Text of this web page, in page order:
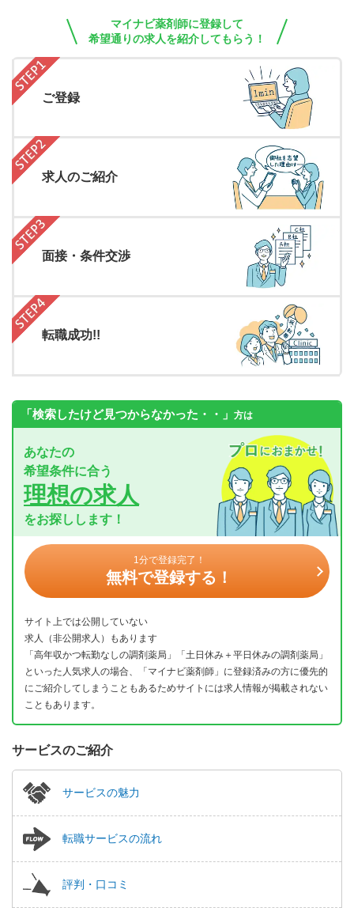
マイナビ薬剤師に登録して
希望通りの求人を紹介してもらう！
ご登録
求人のご紹介
面接・条件交渉
転職成功!!
「検索したけど見つからなかった・・」 方は
あなたの
希望条件に合う
理想の求人
をお探しします！
1分で登録完了！
無料で登録する！
サイト上では公開していない
求人（非公開求人）もあります
「高年収かつ転勤なしの調剤薬局」「土日休み＋平日休みの調剤薬局」
といった人気求人の場合、「マイナビ薬剤師」に登録済みの方に優先的
にご紹介してしまうこともあるためサイトには求人情報が掲載されない
こともあります。
サービスのご紹介
サービスの魅力
転職サービスの流れ
評判・口コミ